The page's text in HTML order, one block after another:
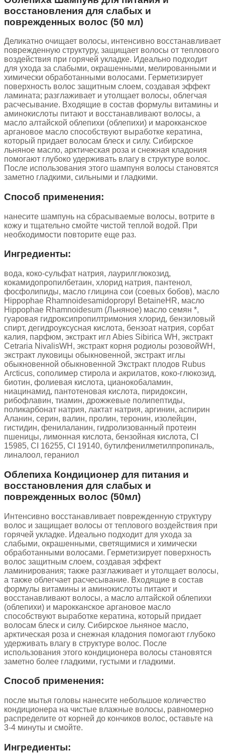
восстановления для слабых и
поврежденных волос (50 мл)
Деликатно очищает волосы, интенсивно восстанавливает
поврежденную структуру, защищает волосы от теплового
воздействия при горячей укладке. Идеально подходит
для ухода за слабыми, окрашенными, мелированными и
химически обработанными волосами. Герметизирует
поверхность волос защитным слоем, создавая эффект
ламината; разглаживает и утолщает волосы, облегчая
расчесывание. Входящие в состав формулы витамины и
аминокислоты питают и восстанавливают волосы, а
масло алтайской облепихи (облепихи) и марокканское
аргановое масло способствуют выработке кератина,
который придает волосам блеск и силу. Сибирское
льняное масло, арктическая роза и снежная кладония
помогают глубоко удерживать влагу в структуре волос.
После использования этого шампуня волосы становятся
заметно гладкими, сильными и гладкими.
Способ применения:
нанесите шампунь на сбрасываемые волосы, вотрите в
кожу и тщательно смойте чистой теплой водой. При
необходимости повторите еще раз.
Ингредиенты:
вода, коко-сульфат натрия, лаурилглюкозид,
кокамидопропилбетаин, хлорид натрия, пантенол,
фосфолипиды, масло глицина сои (соевых бобов), масло
Hippophae Rhamnoidesamidopropyl BetaineHR, масло
Hippophae Rhamnoidesum (Льняное) масло семян *,
гуаровая гидроксипропилтримония хлорид, бензиловый
спирт, дегидроуксусная кислота, бензоат натрия, сорбат
калия, парфюм, экстракт игл Abies Sibirica WH, экстракт
Cetraria NivalisWH, экстракт корня родиолы розовойWH,
экстракт луковицы обыкновенной, экстракт иглы
обыкновенной обыкновенной Экстракт плодов Rubus
Arcticus, сополимер стирола и акрилатов, коко-глюкозид,
биотин, фолиевая кислота, цианокобаламин,
ниацинамид, пантотеновая кислота, пиридоксин,
рибофлавин, тиамин, дрожжевые полипептиды,
поликарбонат натрия, лактат натрия, аргинин, аспирин
Аланин, серин, валин, пролин, теронин, изолейцин,
гистидин, фенилаланин, гидролизованный протеин
пшеницы, лимонная кислота, бензойная кислота, CI
15985, CI 16255, CI 19140, бутилфенилметилпропиналь,
линалоол, гераниол
Облепиха Кондиционер для питания и
восстановления для слабых и
поврежденных волос (50мл)
Интенсивно восстанавливает поврежденную структуру
волос и защищает волосы от теплового воздействия при
горячей укладке. Идеально подходит для ухода за
слабыми, окрашенными, светящимися и химически
обработанными волосами. Герметизирует поверхность
волос защитным слоем, создавая эффект
ламинирования; также разглаживает и утолщает волосы,
а также облегчает расчесывание. Входящие в состав
формулы витамины и аминокислоты питают и
восстанавливают волосы, а масло алтайской облепихи
(облепихи) и марокканское аргановое масло
способствуют выработке кератина, который придает
волосам блеск и силу. Сибирское льняное масло,
арктическая роза и снежная кладония помогают глубоко
удерживать влагу в структуре волос. После
использования этого кондиционера волосы становятся
заметно более гладкими, густыми и гладкими.
Способ применения:
после мытья головы нанесите небольшое количество
кондиционера на чистые влажные волосы, равномерно
распределите от корней до кончиков волос, оставьте на
3-4 минуты и смойте.
Ингредиенты: